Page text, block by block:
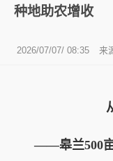
种地助农增收
2026/07/07/ 08:35 来
——皋兰500